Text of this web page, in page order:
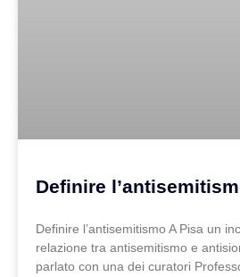
Definire
Definire l’antisemitismo A Pisa un
relazione tra antisemitismo e
parlato con una dei curatori